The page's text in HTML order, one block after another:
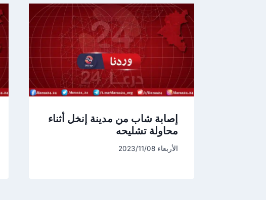
إصابة شاب من مدينة إنخل أثناء
محاولة تشليحه
الأربعاء 2023/11/08